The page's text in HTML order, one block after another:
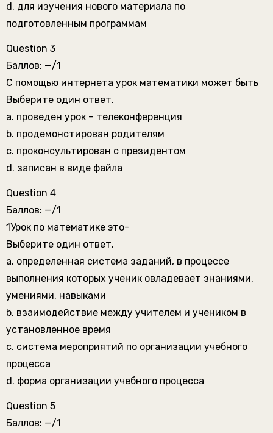
d. для изучения нового материала по
подготовленным программам
Question 3
Баллов: —/1
С помощью интернета урок математики может быть
Выберите один ответ.
a. проведен урок – телеконференция
b. продемонстирован родителям
c. проконсультирован с президентом
d. записан в виде файла
Question 4
Баллов: —/1
1Урок по математике это-
Выберите один ответ.
a. определенная система заданий, в процессе
выполнения которых ученик овладевает знаниями,
умениями, навыками
b. взаимодействие между учителем и учеником в
установленное время
c. система мероприятий по организации учебного
процесса
d. форма организации учебного процесса
Question 5
Баллов: —/1